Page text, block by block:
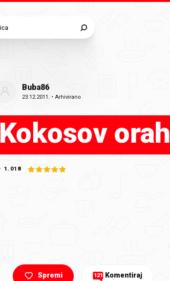
Buba86
23.12.2011. •Arhivirano
Kokosov orah
1.018
Spremi 121 Komentiraj